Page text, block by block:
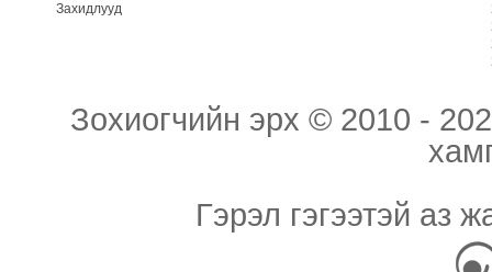
Захидлууд
Зохиогчийн эрх © 2010 -
Гэрэл гэгээтэй аз